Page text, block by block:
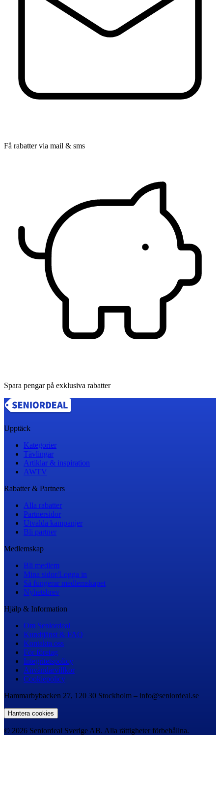
Få rabatter via mail & sms
Spara pengar på exklusiva rabatter
Upptäck
Kategorier
Tävlingar
Artiklar & inspiration
AWTV
Rabatter & Partners
Alla rabatter
Partnersidor
Utvalda kampanjer
Bli partner
Medlemskap
Bli medlem
Mina sidor/Logga in
Så fungerar medlemskapet
Nyhetsbrev
Hjälp & Information
Om Seniordeal
Kundtjänst & FAQ
Kontakta oss
För företag
Integritetspolicy
Användarvillkor
Cookiepolicy
Hammarbybacken 27, 120 30 Stockholm – info@seniordeal.se
Hantera cookies
© 2026 Seniordeal Sverige AB. Alla rättigheter förbehållna.